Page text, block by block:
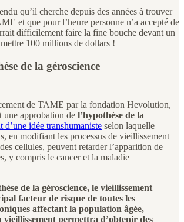
qu’il cherche depuis des années à trouver
et que pour l’heure personne n’a accepté de
difficilement faire la fine bouche devant un
100 millions de dollars !
de la géroscience
de TAME par la fondation Hevolution,
une approbation de l’hypothèse de la
d’une idée transhumaniste selon laquelle
en modifiant les processus de vieillissement
cellules, peuvent retarder l’apparition de
y compris le cancer et la maladie
de la géroscience, le vieillissement
facteur de risque de toutes les
affectant la population âgée,
vieillissement permettra d’obtenir des